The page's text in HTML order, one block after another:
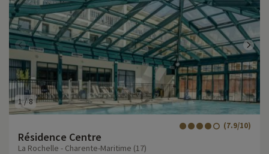
1/8
Résidence Centre
(7.9/10)
La Rochelle - Charente-Maritime (17)